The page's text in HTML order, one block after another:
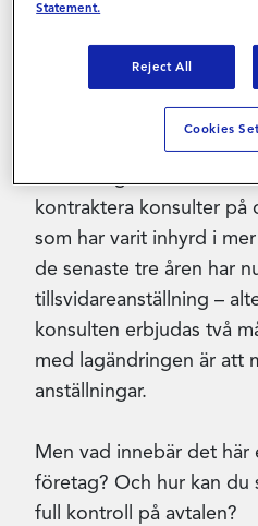
Åsa Erlandsson från
Från den 1 oktober
Lagen om uthyrning av
kontraktera konsulter på
som har varit inhyrd i
de senaste tre åren har
tillsvidareanställning –
konsulten erbjudas två
med lagändringen är att
anställningar.
Men vad innebär det
företag? Och hur kan du
full kontroll på avtalen?
Statement.
Reject All
Cookies